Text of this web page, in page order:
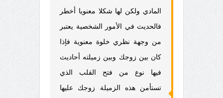
المادي ولكن لها شكلا معنويا أخطر
فالحديث في الأمور الشخصية يعتبر
من وجهة نظري خلوة معنوية فإذا
كان بين زوجك وبين زميلته أحاديث
فيها نوع من فتح القلب الذي
تستأمن هذه الزميلة زوجك عليها